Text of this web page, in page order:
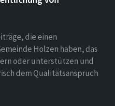
die einen
Holzen haben, das
oder unterstützen und
dem Qualitätsanspruch